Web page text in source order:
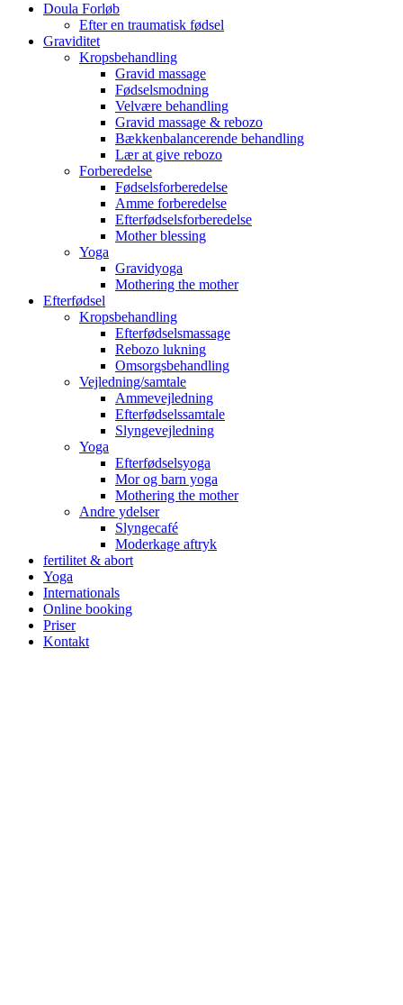
Doula Forløb
Efter en traumatisk fødsel
Graviditet
Kropsbehandling
Gravid massage
Fødselsmodning
Velvære behandling
Gravid massage & rebozo
Bækkenbalancerende behandling
Lær at give rebozo
Forberedelse
Fødselsforberedelse
Amme forberedelse
Efterfødselsforberedelse
Mother blessing
Yoga
Gravidyoga
Mothering the mother
Efterfødsel
Kropsbehandling
Efterfødselsmassage
Rebozo lukning
Omsorgsbehandling
Vejledning/samtale
Ammevejledning
Efterfødselssamtale
Slyngevejledning
Yoga
Efterfødselsyoga
Mor og barn yoga
Mothering the mother
Andre ydelser
Slyngecafé
Moderkage aftryk
fertilitet & abort
Yoga
Internationals
Online booking
Priser
Kontakt